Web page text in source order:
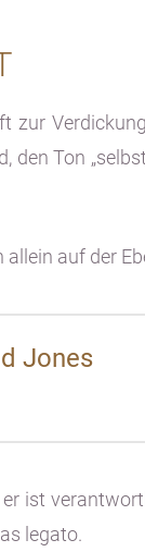
Ton
auf der
Jones
ist
legato.